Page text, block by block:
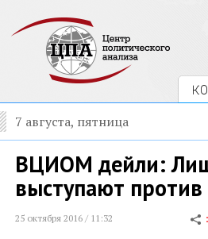
7 августа, пятница
ВЦИОМ дейли:
выступают
25 октября 2016 / 11:32